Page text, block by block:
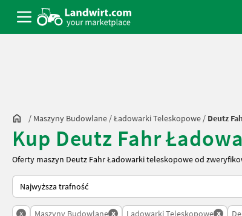
/ Maszyny Budowlane /Ładowarki Teleskopowe / Deutz
Kup Deutz Fahr
Oferty maszyn Deutz Fahr Ładowarki teleskopowe od
Tak sortuje się na Landwirt.com
x Maszyny Budowlane x Ladowarki Teleskopowe x